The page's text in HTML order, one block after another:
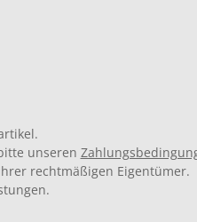
unseren
rechtmäßigen Eigentümer.